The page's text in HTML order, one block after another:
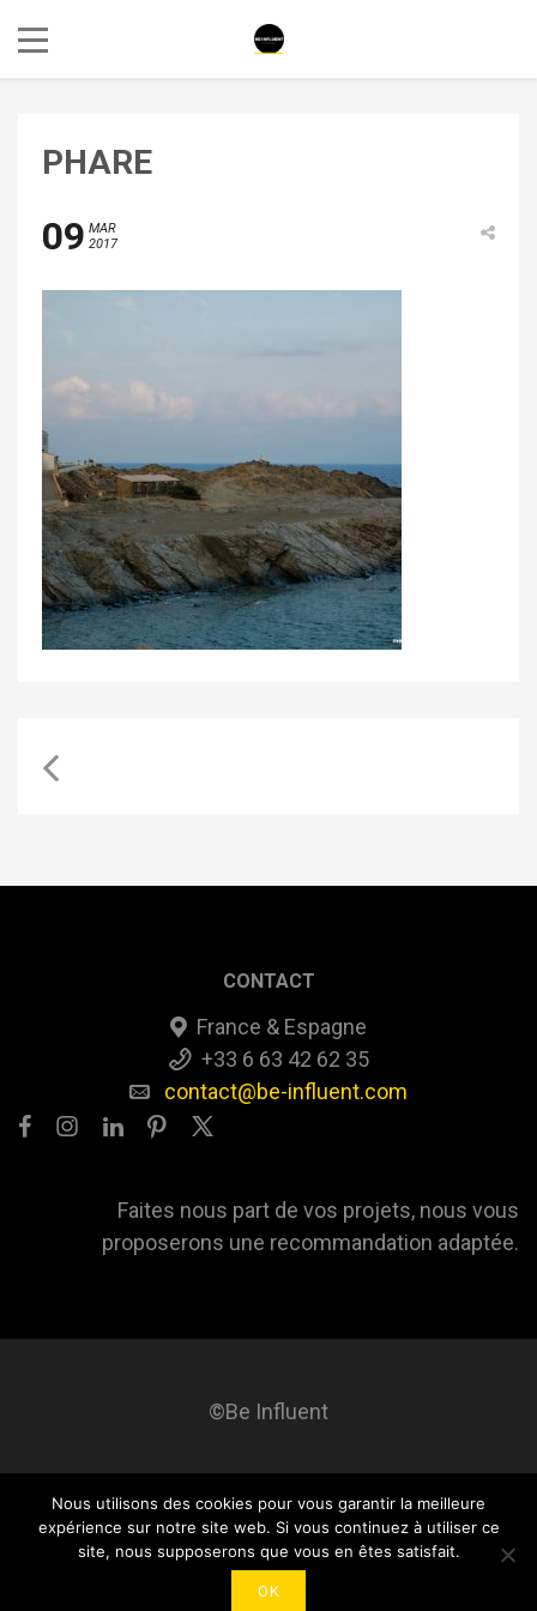
PHARE
09 MAR
2017
CONTACT
France & Espagne
+33 6 63 42 62 35
contact@be-influent.com
Faites nous part de vos projets, nous vous
proposerons une recommandation adaptée.
©Be Influent
Be influent A propos Blog Contact Mentions légales
Nous utilisons des cookies pour vous garantir la meilleure
expérience sur notre site web. Si vous continuez à utiliser ce
site, nous supposerons que vous en êtes satisfait.
OK